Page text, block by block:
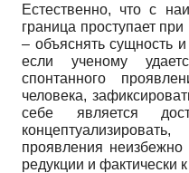
Естественно, что с
граница проступает
– объяснять сущность
если ученому
спонтанного
человека,
себе является
проявления неизбежно
редукции и фактически